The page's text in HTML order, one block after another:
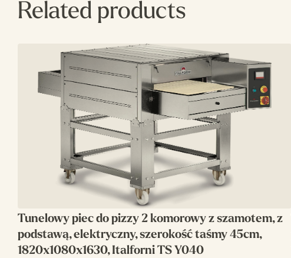
Głębokość(mm) 1420
Szerokość
napędu(cm)
79
elektryczna(kW)
102
Wysokość(mm) 1980
Producent Italforni
2520
Linia Italforni Tunnel
Ilość komór 3
Related products
Tunelowy piec do pizzy 2 komorowy z szamotem, z
podstawą, elektryczny, szerokość taśmy 45cm,
1820x1080x1630, Italforni TS Y040